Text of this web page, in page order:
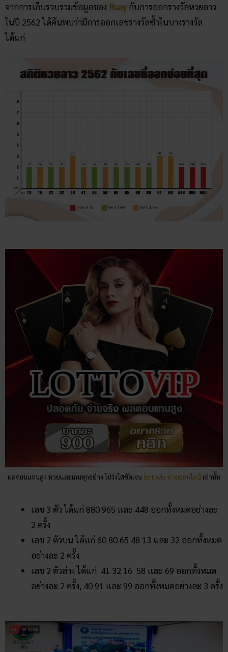
จากการเก็บรวบรวมข้อมูลของ Ruay กับการออกรางวัลหวยลาว
ในปี 2562 ได้ค้นพบว่ามีการออกเลขรางวัลซ้ำในบางรางวัล
ได้แก่
ผลตอบแทนสูง หวยและเกมทุกอย่าง โปร่งใสชัดเจน lottovip หวยออนไลน์ เท่านั้น
เลข 3 ตัว ได้แก่ 880 965 และ 448 ออกทั้งหมดอย่างละ
2 ครั้ง
เลข 2 ตัวบน ได้แก่ 60 80 65 48 13 และ 32 ออกทั้งหมด
อย่างละ 2 ครั้ง
เลข 2 ตัวล่าง ได้แก่ 41 32 16 58 และ 69 ออกทั้งหมด
อย่างละ 2 ครั้ง, 40 91 และ 99 ออกทั้งหมดอย่างละ 3 ครั้ง